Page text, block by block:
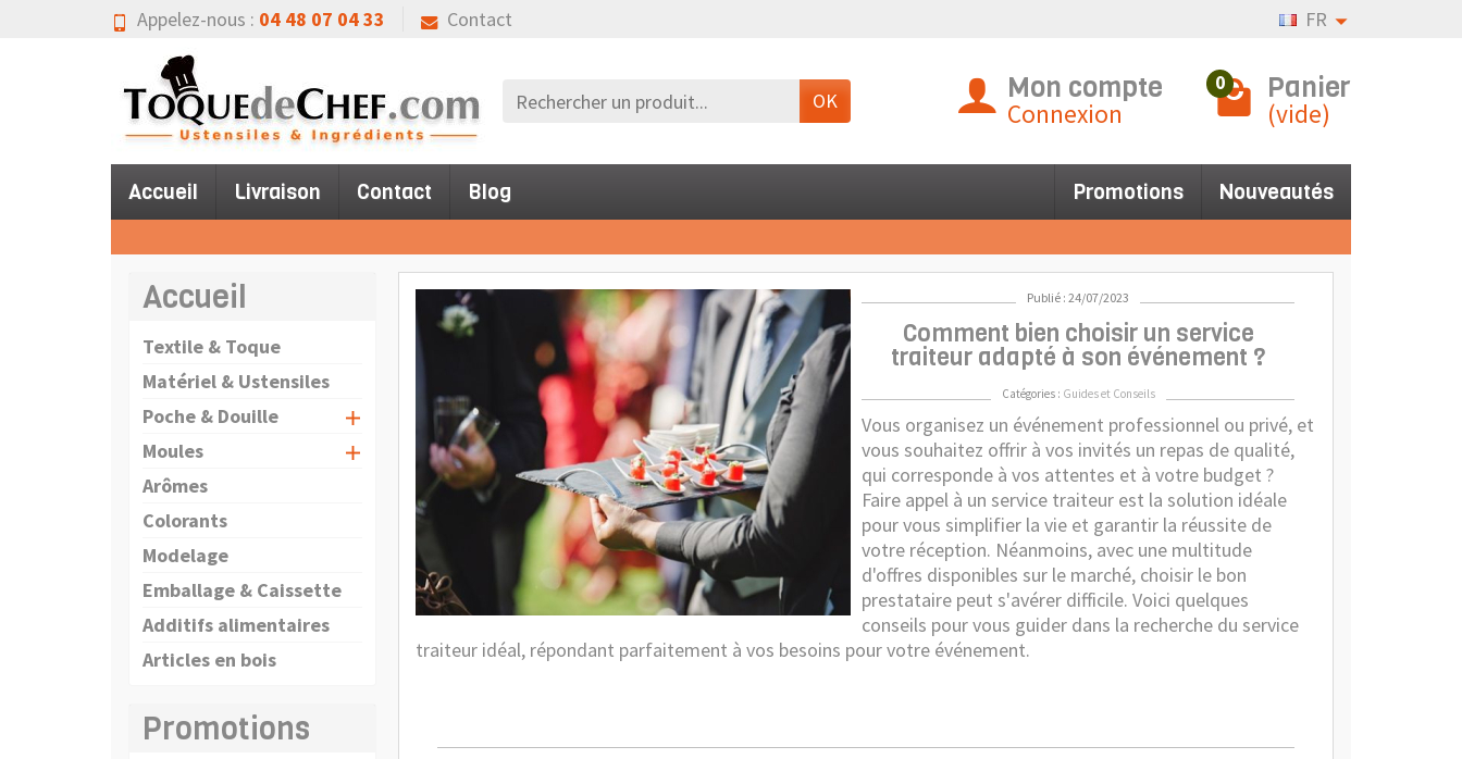
Appelez-nous : 04 48 07 04 33 Contact FR
OK Mon compte
Connexion
0 Panier
(vide)
Accueil Livraison Contact Blog Promotions Nouveautés
Accueil
Textile & Toque
Matériel & Ustensiles
Poche & Douille
Moules
Arômes
Colorants
Modelage
Emballage & Caissette
Additifs alimentaires
Articles en bois
Promotions
Publié : 24/07/2023
Comment bien choisir un service
traiteur adapté à son événement ?
Catégories : Guides et Conseils
Vous organisez un événement professionnel ou privé, et
vous souhaitez offrir à vos invités un repas de qualité,
qui corresponde à vos attentes et à votre budget ?
Faire appel à un service traiteur est la solution idéale
pour vous simplifier la vie et garantir la réussite de
votre réception. Néanmoins, avec une multitude
d'offres disponibles sur le marché, choisir le bon
prestataire peut s'avérer difficile. Voici quelques
conseils pour vous guider dans la recherche du service
traiteur idéal, répondant parfaitement à vos besoins pour votre événement.